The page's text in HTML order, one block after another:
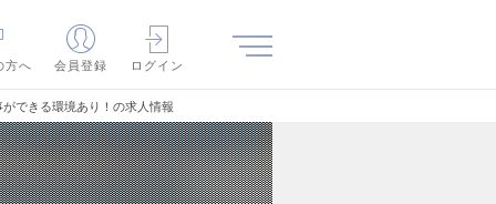
方へ 会員登録 ログイン
できる環境あり！の求人情報